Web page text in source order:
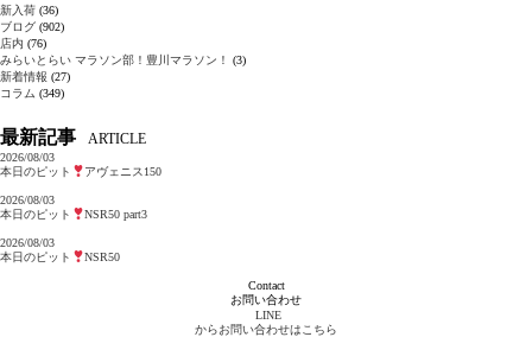
新入荷 (36)
ブログ (902)
店内 (76)
みらいとらい マラソン部！豊川マラソン！
(3)
新着情報 (27)
コラム (349)
最新記事 ARTICLE
2026/08/03
本日のピット
アヴェニス150
2026/08/03
本日のピット
NSR50 part3
2026/08/03
本日のピット
NSR50
Contact
お問い合わせ
LINE
からお問い合わせはこちら